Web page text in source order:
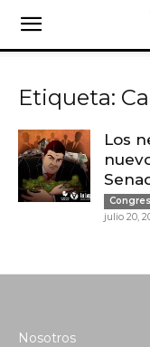
Etiqueta:
Los
julio 20,
Nosotros